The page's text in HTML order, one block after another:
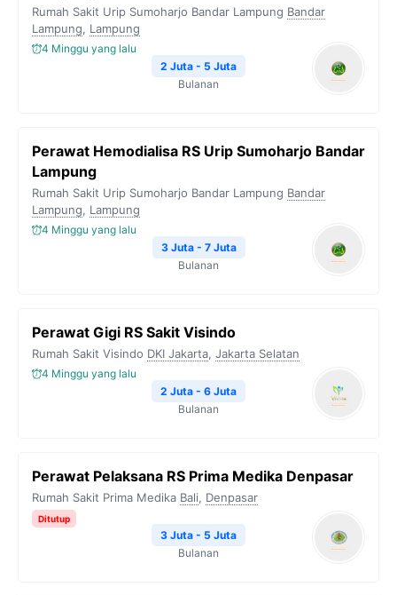
Rumah Sakit Urip Sumoharjo Bandar Lampung Bandar
Lampung, Lampung
4 Minggu yang lalu
2 Juta - 5 Juta
Bulanan
Perawat Hemodialisa RS Urip Sumoharjo Bandar
Lampung
Rumah Sakit Urip Sumoharjo Bandar Lampung Bandar
Lampung, Lampung
4 Minggu yang lalu
3 Juta - 7 Juta
Bulanan
Perawat Gigi RS Sakit Visindo
Rumah Sakit Visindo DKI Jakarta, Jakarta Selatan
4 Minggu yang lalu
2 Juta - 6 Juta
Bulanan
Perawat Pelaksana RS Prima Medika Denpasar
Rumah Sakit Prima Medika Bali, Denpasar
Ditutup
3 Juta - 5 Juta
Bulanan